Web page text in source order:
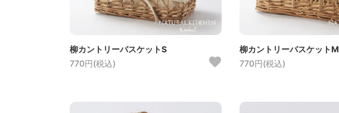
柳カントリーバスケットS
770円(税込)
柳カントリーバスケットM
770円(税込)